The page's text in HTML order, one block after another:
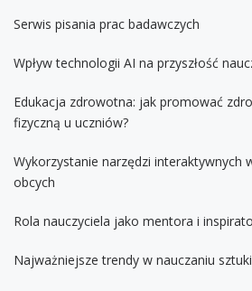
Serwis pisania prac badawczych
Wpływ technologii AI na przyszłość
Edukacja zdrowotna: jak promować
fizyczną u uczniów?
Wykorzystanie narzędzi interaktywnych
obcych
Rola nauczyciela jako mentora i
Najważniejsze trendy w nauczaniu sztuki